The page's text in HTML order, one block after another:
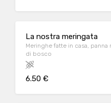
La nostra meringata
Meringhe fatte in casa,
di bosco
6.50 €